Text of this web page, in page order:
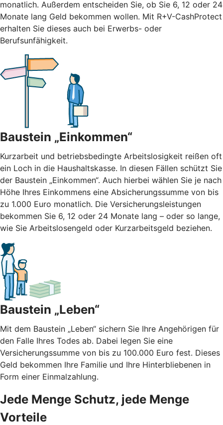
monatlich. Außerdem entscheiden Sie, ob Sie 6, 12 oder 24
Monate lang Geld bekommen wollen. Mit R+V-CashProtect
erhalten Sie dieses auch bei Erwerbs- oder
Berufsunfähigkeit.
Baustein „Einkommen“
Kurzarbeit und betriebsbedingte Arbeitslosigkeit reißen oft
ein Loch in die Haushaltskasse. In diesen Fällen schützt Sie
der Baustein „Einkommen“. Auch hierbei wählen Sie je nach
Höhe Ihres Einkommens eine Absicherungssumme von bis
zu 1.000 Euro monatlich. Die Versicherungsleistungen
bekommen Sie 6, 12 oder 24 Monate lang – oder so lange,
wie Sie Arbeitslosengeld oder Kurzarbeitsgeld beziehen.
Baustein „Leben“
Mit dem Baustein „Leben“ sichern Sie Ihre Angehörigen für
den Falle Ihres Todes ab. Dabei legen Sie eine
Versicherungssumme von bis zu 100.000 Euro fest. Dieses
Geld bekommen Ihre Familie und Ihre Hinterbliebenen in
Form einer Einmalzahlung.
Jede Menge Schutz, jede Menge
Vorteile